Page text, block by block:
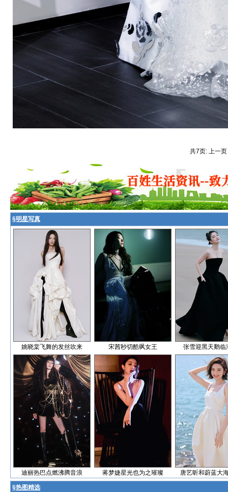
共7页: 上一
§明星写真
姚晓棠飞舞的发丝吹来 宋茜秒切酷飒女王 张雪迎黑天鹅临
迪丽热巴点燃沸腾音浪 蒋梦婕星光也为之璀璨 唐艺昕和蔚蓝大
§热图精选